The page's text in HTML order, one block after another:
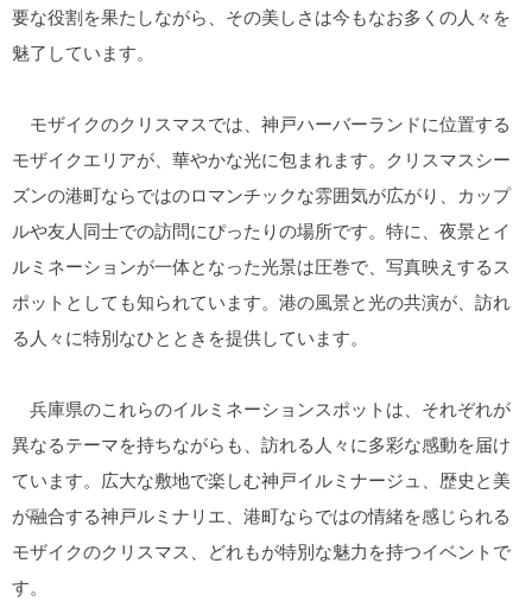
要な役割を果たしながら、その美しさは今もなお多くの人々を
魅了しています。
モザイクのクリスマスでは、神戸ハーバーランドに位置する
モザイクエリアが、華やかな光に包まれます。クリスマスシー
ズンの港町ならではのロマンチックな雰囲気が広がり、カップ
ルや友人同士での訪問にぴったりの場所です。特に、夜景とイ
ルミネーションが一体となった光景は圧巻で、写真映えするス
ポットとしても知られています。港の風景と光の共演が、訪れ
る人々に特別なひとときを提供しています。
兵庫県のこれらのイルミネーションスポットは、それぞれが
異なるテーマを持ちながらも、訪れる人々に多彩な感動を届け
ています。広大な敷地で楽しむ神戸イルミナージュ、歴史と美
が融合する神戸ルミナリエ、港町ならではの情緒を感じられる
モザイクのクリスマス、どれもが特別な魅力を持つイベントで
す。